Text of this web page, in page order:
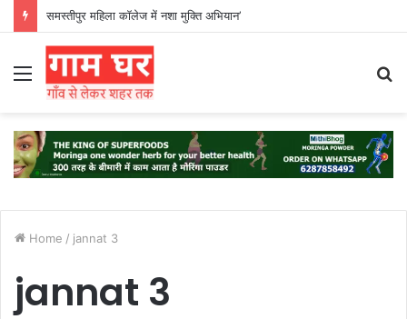
समस्तीपुर महिला कॉलेज में नशा मुक्ति अभियान’
Menu
Home / jannat 3
jannat 3